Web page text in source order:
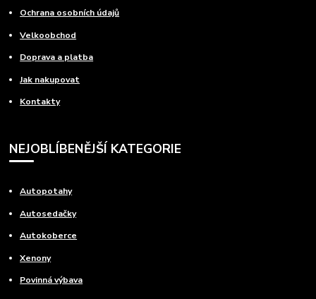
Ochrana osobních údajů
Velkoobchod
Doprava a platba
Jak nakupovat
Kontakty
NEJOBLÍBENĚJŠÍ KATEGORIE
Autopotahy
Autosedačky
Autokoberce
Xenony
Povinná výbava